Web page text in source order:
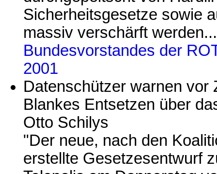
Sicherheitsgesetze sowie
massiv verschärft
Bundesvorstandes der
2001
Datenschützer warnen vor
Blankes Entsetzen über
Otto Schilys
"Der neue, nach den
erstellte Gesetzesentwurf